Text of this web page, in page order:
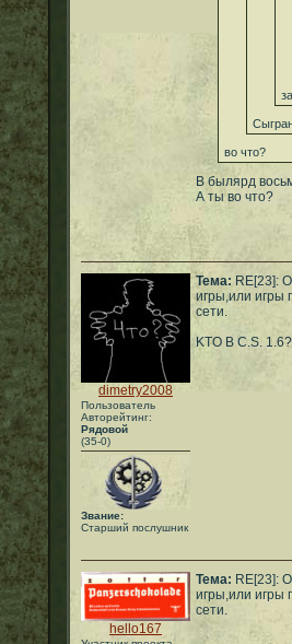
во что?
В былярд
А ты во что?
dimetry2008
Пользователь
Авторейтинг:
Рядовой
(35-0)
Звание:
Старший послушник
Тема: RE[23]:
игры,или игры
сети.
KTO B C.S. 1.6?
hello167
Тема: RE[23]:
игры,или игры
сети.